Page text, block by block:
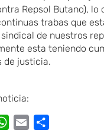
Repsol Butano), lo
trabas que
de nuestros
esta teniendo
de justicia.
WhatsApp
Email